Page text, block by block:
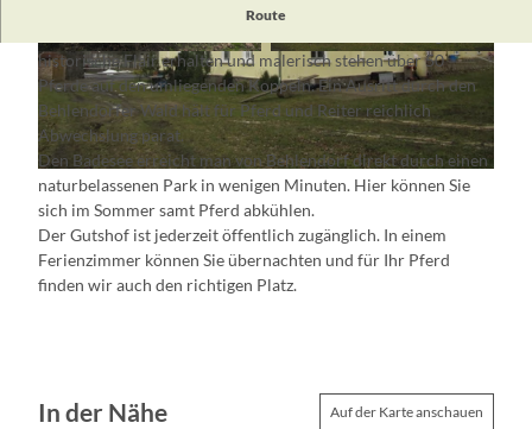
© TV Seenland Oder-Spree e.V.
© TV Seenland Oder-Spree e.V. © TV Seenland Oder-Spree e.V.
Route
Behlendorf ist als achteckiger Gutshof wie ein Ringdorf in
historische Flair erhalten und malerisch stehen über 50
Pferde auf den umliegenden Koppeln. Ein Ausritt durch den
Behlendorfer Wald hält für Pferd und Reiter reichlich
Abwechslung parat.
Den Badesee erreicht man von Behlendorf direkt durch einen
naturbelassenen Park in wenigen Minuten. Hier können Sie
sich im Sommer samt Pferd abkühlen.
Der Gutshof ist jederzeit öffentlich zugänglich. In einem
Ferienzimmer können Sie übernachten und für Ihr Pferd
finden wir auch den richtigen Platz.
In der Nähe Auf der Karte anschauen